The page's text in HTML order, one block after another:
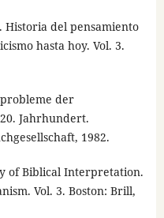
Historia del pensamiento
hasta hoy. Vol. 3.
der
Jahrhundert.
1982.
of Biblical Interpretation.
Vol. 3. Boston: Brill,